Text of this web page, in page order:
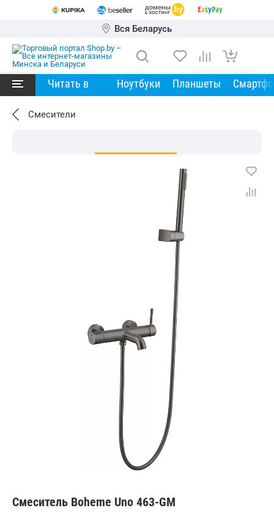
Вся Беларусь
Читать в Ноутбуки Планшеты
Смесители
Смеситель Boheme Uno 463-GM